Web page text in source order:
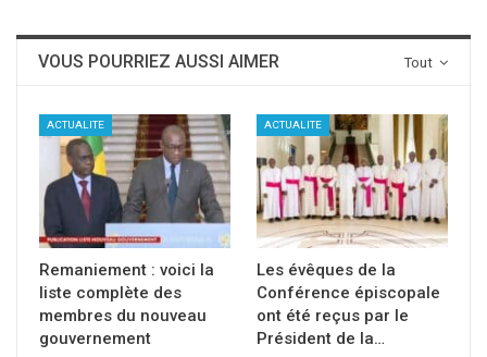
Tout
VOUS POURRIEZ AUSSI AIMER
ACTUALITE
Remaniement : voici la
liste complète des
membres du nouveau
gouvernement
ACTUALITE
Les évêques de la
Conférence épiscopale
ont été reçus par le
Président de la…